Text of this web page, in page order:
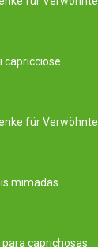
capricciose
für Verwöhnte
mimadas
para caprichosas